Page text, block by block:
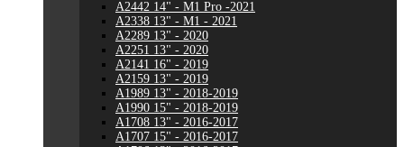
A2442 14" - M1 Pro -2021
A2338 13" - M1 - 2021
A2289 13" - 2020
A2251 13" - 2020
A2141 16" - 2019
A2159 13" - 2019
A1989 13" - 2018-2019
A1990 15" - 2018-2019
A1708 13" - 2016-2017
A1707 15" - 2016-2017